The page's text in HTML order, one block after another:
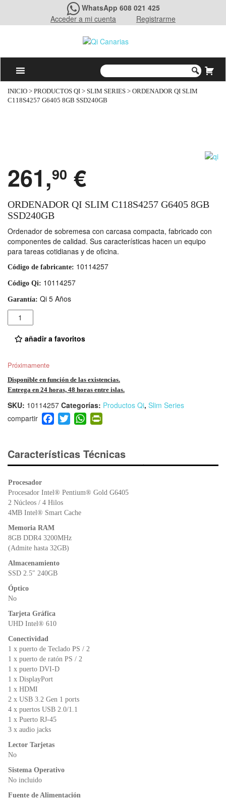
WhatsApp 608 021 425
Acceder a mi cuenta
Registrarme
INICIO > PRODUCTOS QI > SLIM SERIES > ORDENADOR QI SLIM
C118S4257 G6405 8GB SSD240GB
261,90 €
ORDENADOR QI SLIM C118S4257 G6405 8GB
SSD240GB
Ordenador de sobremesa con carcasa compacta, fabricado con
componentes de calidad. Sus características hacen un equipo
para tareas cotidianas y de oficina.
Código de fabricante: 10114257
Código Qi: 10114257
Garantía: Qi 5 Años
Cantidad
añadir a favoritos
Próximamente
Disponible en función de las existencias.
Entrega en 24 horas, 48 horas entre islas.
SKU: 10114257 Categorías: Productos Qi, Slim Series
F
a
e
b
o
k
T
wi
er
W
h
s
A
p
ri
e
dl
Características Técnicas
Procesador
Procesador Intel® Pentium® Gold G6405
2 Núcleos / 4 Hilos
4MB Intel® Smart Cache
Memoria RAM
8GB DDR4 3200MHz
(Admite hasta 32GB)
Almacenamiento
SSD 2.5″ 240GB
Óptico
No
Tarjeta Gráfica
UHD Intel® 610
Conectividad
1 x puerto de Teclado PS / 2
1 x puerto de ratón PS / 2
1 x puerto DVI-D
1 x DisplayPort
1 x HDMI
2 x USB 3.2 Gen 1 ports
4 x puertos USB 2.0/1.1
1 x Puerto RJ-45
3 x audio jacks
Lector Tarjetas
No
Sistema Operativo
No incluido
Fuente de Alimentación